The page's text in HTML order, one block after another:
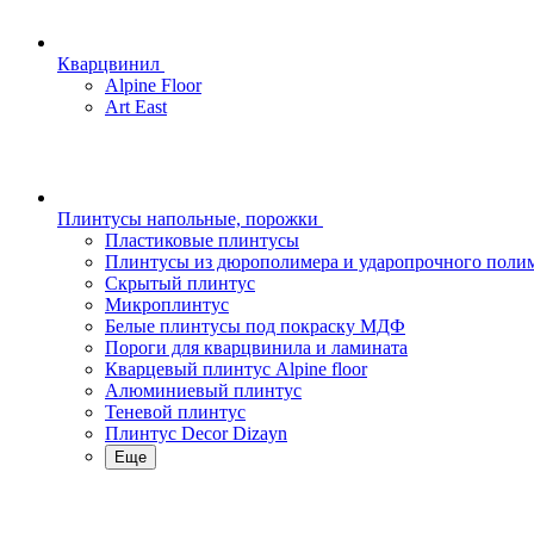
Кварцвинил
Alpine Floor
Art East
Плинтусы напольные, порожки
Пластиковые плинтусы
Плинтусы из дюрополимера и ударопрочного
Скрытый плинтус
Микроплинтус
Белые плинтусы под покраску МДФ
Пороги для кварцвинила и ламината
Кварцевый плинтус Alpine floor
Алюминиевый плинтус
Теневой плинтус
Плинтус Decor Dizayn
Еще